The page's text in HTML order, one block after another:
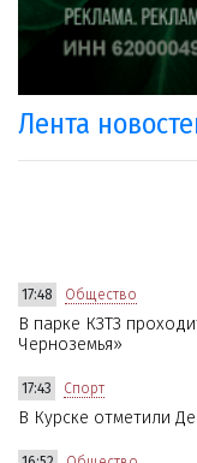
Лента
17:48 Общество
В парке КЗТЗ
Черноземья»
17:43 Спорт
В Курске отметили